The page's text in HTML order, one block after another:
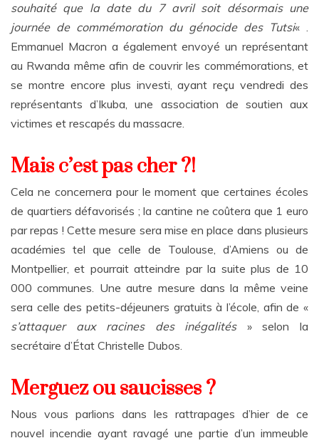
souhaité que la date du 7 avril soit désormais une
journée de commémoration du génocide des Tutsi« .
Emmanuel Macron a également envoyé un représentant
au Rwanda même afin de couvrir les commémorations, et
se montre encore plus investi, ayant reçu vendredi des
représentants d’Ikuba, une association de soutien aux
victimes et rescapés du massacre.
Mais c’est pas cher ?!
Cela ne concernera pour le moment que certaines écoles
de quartiers défavorisés ; la cantine ne coûtera que 1 euro
par repas ! Cette mesure sera mise en place dans plusieurs
académies tel que celle de Toulouse, d’Amiens ou de
Montpellier, et pourrait atteindre par la suite plus de 10
000 communes. Une autre mesure dans la même veine
sera celle des petits-déjeuners gratuits à l’école, afin de «
s’attaquer aux racines des inégalités» selon la
secrétaire d’État Christelle Dubos.
Merguez ou saucisses ?
Nous vous parlions dans les rattrapages d’hier de ce
nouvel incendie ayant ravagé une partie d’un immeuble